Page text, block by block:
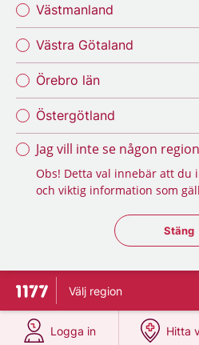
Västmanland
Västra Götaland
Örebro län
Östergötland
Jag vill inte se någon
Obs! Detta val innebär att du
och viktig information som
Stäng
Stäng
Till startsidan för 1177
Välj region
Logga in
på 1177.se
Hitta
på